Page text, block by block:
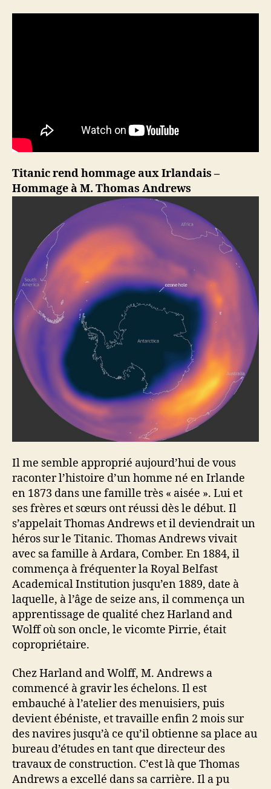
Titanic rend hommage aux Irlandais –
Hommage à M. Thomas Andrews
Il me semble approprié aujourd’hui de vous
raconter l’histoire d’un homme né en Irlande
en 1873 dans une famille très « aisée ». Lui et
ses frères et sœurs ont réussi dès le début. Il
s’appelait Thomas Andrews et il deviendrait un
héros sur le Titanic. Thomas Andrews vivait
avec sa famille à Ardara, Comber. En 1884, il
commença à fréquenter la Royal Belfast
Academical Institution jusqu’en 1889, date à
laquelle, à l’âge de seize ans, il commença un
apprentissage de qualité chez Harland and
Wolff où son oncle, le vicomte Pirrie, était
copropriétaire.
Chez Harland and Wolff, M. Andrews a
commencé à gravir les échelons. Il est
embauché à l’atelier des menuisiers, puis
devient ébéniste, et travaille enfin 2 mois sur
des navires jusqu’à ce qu’il obtienne sa place au
bureau d’études en tant que directeur des
travaux de construction. C’est là que Thomas
Andrews a excellé dans sa carrière. Il a pu